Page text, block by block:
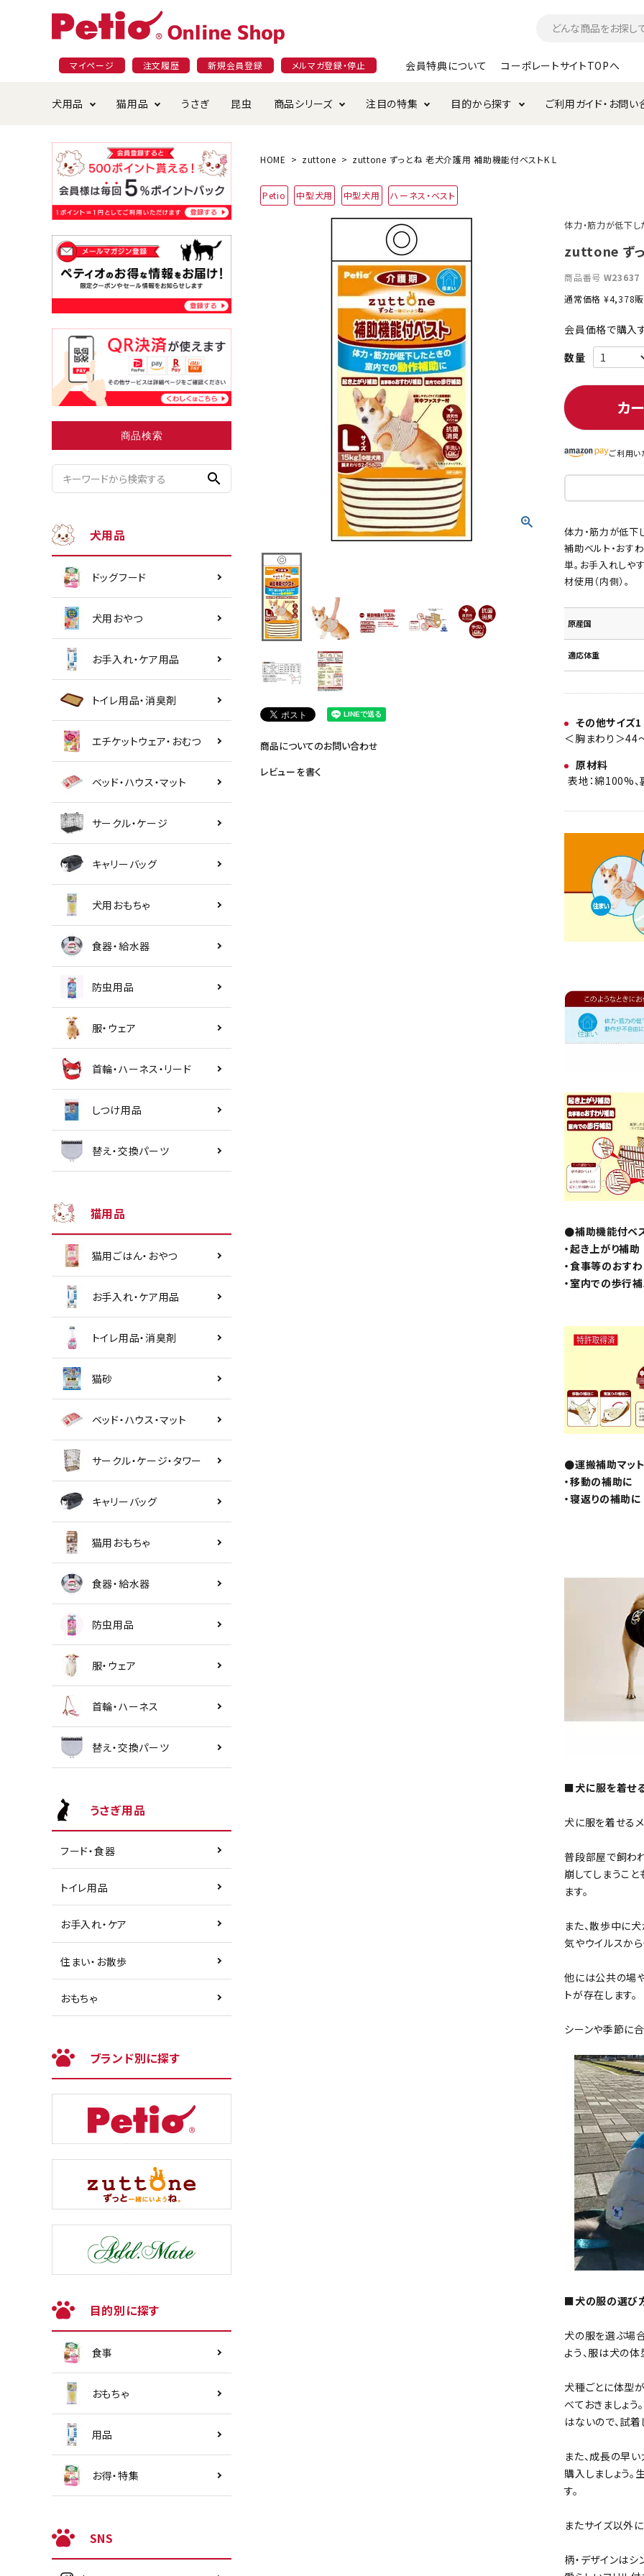
マイページ 注文履歴 新規会員登録 メルマガ登録・停止 会員特典について コーポレートサイトTOPへ
犬用品
ドッグフード おやつ お手入れ・ケア用品
ペットシーツ ベッド・ハウス・マット
おもちゃ
首輪・ハーネス・リード しつけ用品 替え・交換パーツ
猫用品
ごはん・おやつ お手入れ・ケア用品 トイレタリー・消臭剤
ベッド・ハウス・マット サークル・ケージ・タワー
食器・給水器
替え・交換パーツ
うさぎ 昆虫 商品シリーズ
プラクト 素材そのまま 極上
注目の特集
夜のお散歩特集 無添加特集 けりぐるみ特集
目的から探す
国産フード&おやつ特集 穀物不使用のグレインフリー
じゃらして遊ぶ
またたび・元気草
小型犬にオススメ ダイエット中にオススメ まとめ買いでオトク！！
ご利用ガイド・お問
ショッピングガイド 会員特典について ご注文方法について
返品・交換について オンラインショップ利用規約
商品検索
search
犬用品
ドッグフード
犬用おやつ
お手入れ・ケア用品
トイレ用品・消臭剤
エチケットウェア・おむつ
ベッド・ハウス・マット
サークル・ケージ
キャリーバッグ
犬用おもちゃ
食器・給水器
防虫用品
服・ウェア
首輪・ハーネス・リード
しつけ用品
替え・交換パーツ
猫用品
猫用ごはん・おやつ
お手入れ・ケア用品
トイレ用品・消臭剤
猫砂
ベッド・ハウス・マット
サークル・ケージ・タワー
キャリーバッグ
猫用おもちゃ
食器・給水器
防虫用品
服・ウェア
首輪・ハーネス
替え・交換パーツ
うさぎ用品
フード・食器
トイレ用品
お手入れ・ケア
住まい・お散歩
おもちゃ
ブランド別に探す
目的別に探す
食事
おもちゃ
用品
お得・特集
SNS
HOME zuttone zuttone ずっとね 老犬介護用 補助機能付ベストK L
Petio 中型犬用 中型犬用 ハーネス・ベスト
商品についてのお問い合わせ
レビューを書く
体力・筋力が低下
zuttone ず
商品番号 W23637
通常価格 ¥4,378
会員価格で購入
カ
ご利用い
体力・筋力が低下
補助ベルト・おす
単。お手入れしや
材使用（内側）。
原産国
適応体重
その他サイズ1
＜胸まわり＞44
原材料
表地：綿100%
●補助機能付ベ
・起き上がり補助
・食事等のおす
・室内での歩行
●運搬補助マッ
・移動の補助に
・寝返りの補助に
■犬に服を着せ
犬に服を着せるメ
普段部屋で飼わ
崩してしまうこ
ます。
また、散歩中に
気やウイルスか
他には公共の場
トが存在します。
シーンや季節に
■犬の服の選び
犬の服を選ぶ場
よう、服は犬の
犬種ごとに体型
べておきましょう
はないので、試
また、成長の早
購入しましょう
す。
またサイズ以外
柄・デザインは